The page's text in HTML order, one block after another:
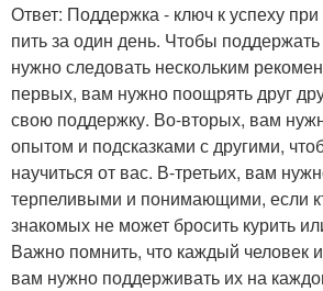
Ответ: Поддержка - ключ к успеху при
пить за один день. Чтобы
нужно следовать нескольким
первых, вам нужно поощрять друг
свою поддержку. Во-вторых, вам
опытом и подсказками с другими,
научиться от вас. В-третьих, вам
терпеливыми и понимающими, если
знакомых не может бросить курить
Важно помнить, что каждый человек
вам нужно поддерживать их на